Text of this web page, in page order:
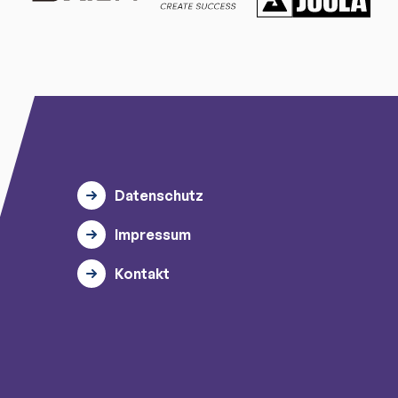
Datenschutz
Impressum
Kontakt